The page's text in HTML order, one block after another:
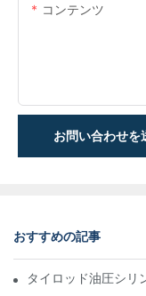
コンテンツ
お問い合わせを
おすすめの記事
タイロッド油圧シリ